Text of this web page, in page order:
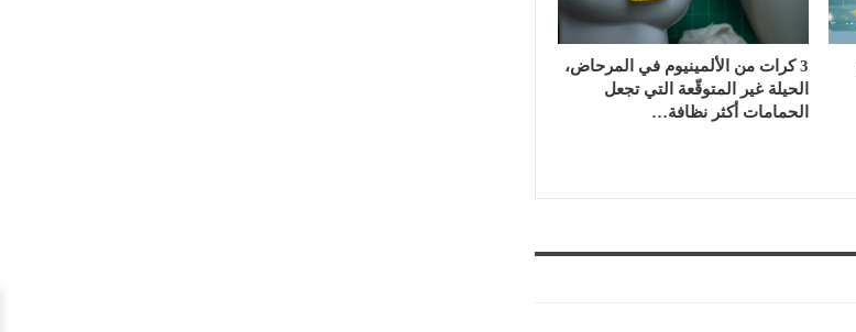
3 كرات من الألمينيوم في المرحاض،
الحيلة غير المتوقّعة التي تجعل
الحمامات أكثر نظافة…